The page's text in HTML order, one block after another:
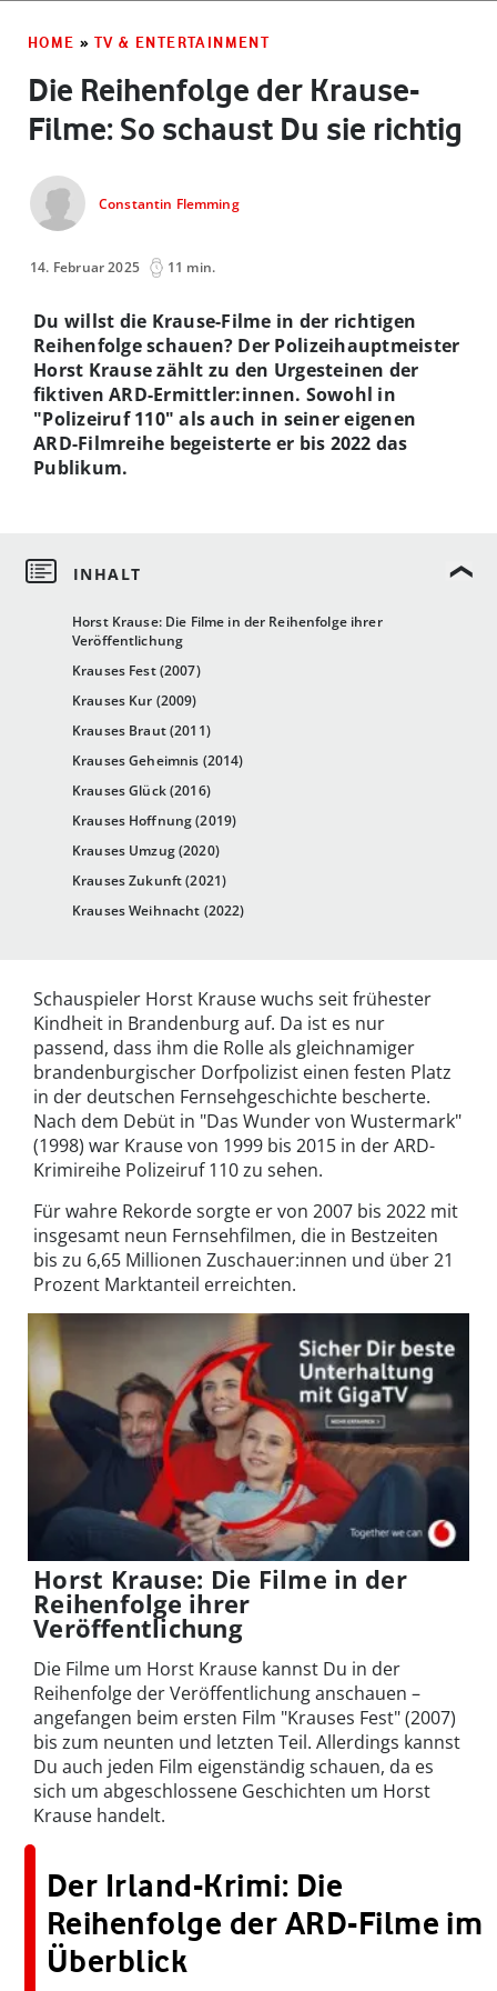
HOME » TV & ENTERTAINMENT
Die Reihenfolge der Krause-
Filme: So schaust Du sie richtig
Constantin Flemming
14. Februar 2025 11 min.
Horst Krause: Die Filme in der Reihenfolge ihrer
Veröffentlichung
Krauses Fest (2007)
Krauses Kur (2009)
Krauses Braut (2011)
Krauses Geheimnis (2014)
Krauses Glück (2016)
Krauses Hoffnung (2019)
Krauses Umzug (2020)
Krauses Zukunft (2021)
Krauses Weihnacht (2022)
Du willst die Krause-Filme in der richtigen
Reihenfolge schauen? Der Polizeihauptmeister
Horst Krause zählt zu den Urgesteinen der
fiktiven ARD-Ermittler:innen. Sowohl in
"Polizeiruf 110" als auch in seiner eigenen
ARD-Filmreihe begeisterte er bis 2022 das
Publikum.
Schauspieler Horst Krause wuchs seit frühester
Kindheit in Brandenburg auf. Da ist es nur
passend, dass ihm die Rolle als gleichnamiger
brandenburgischer Dorfpolizist einen festen Platz
in der deutschen Fernsehgeschichte bescherte.
Nach dem Debüt in "Das Wunder von Wustermark"
(1998) war Krause von 1999 bis 2015 in der ARD-
Krimireihe Polizeiruf 110 zu sehen.
Für wahre Rekorde sorgte er von 2007 bis 2022 mit
insgesamt neun Fernsehfilmen, die in Bestzeiten
bis zu 6,65 Millionen Zuschauer:innen und über 21
Prozent Marktanteil erreichten.
Horst Krause: Die Filme in der
Reihenfolge ihrer
Veröffentlichung
Die Filme um Horst Krause kannst Du in der
Reihenfolge der Veröffentlichung anschauen –
angefangen beim ersten Film "Krauses Fest" (2007)
bis zum neunten und letzten Teil. Allerdings kannst
Du auch jeden Film eigenständig schauen, da es
sich um abgeschlossene Geschichten um Horst
Krause handelt.
Der Irland-Krimi: Die
Reihenfolge der ARD-Filme im
Überblick